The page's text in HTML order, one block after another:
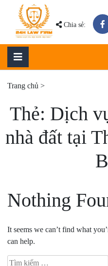
content
Chia sẻ:
Trang chủ >
Thẻ: Dịch
nhà đất tại
Nothing
It seems we can’t find what
can help.
Tìm